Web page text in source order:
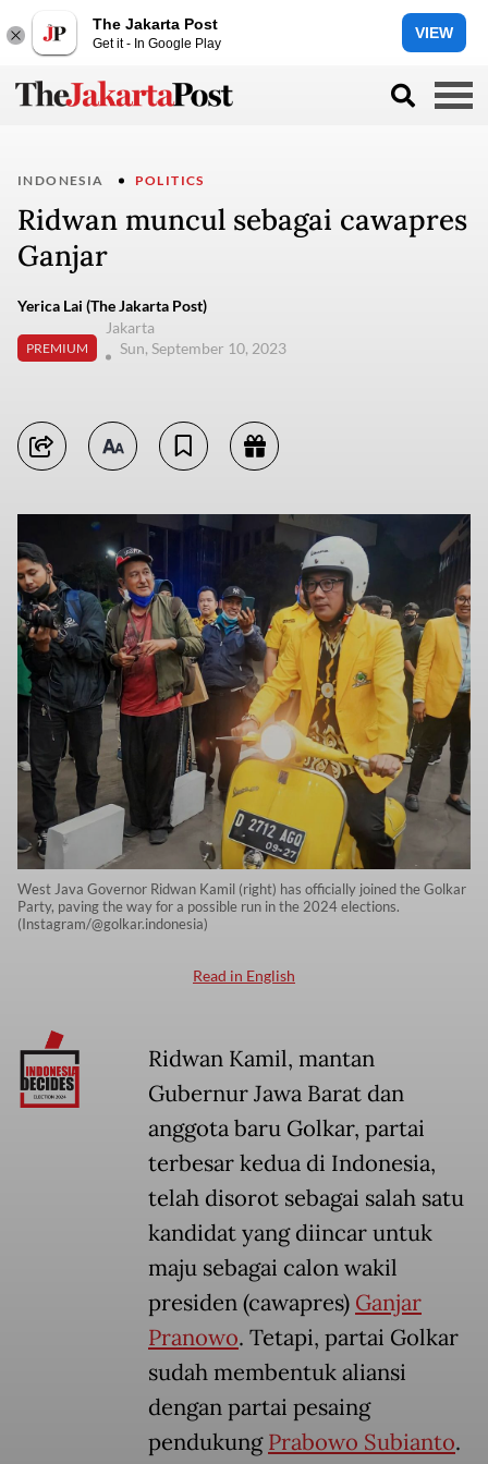
The Jakarta Post
Get it - In Google Play
VIEW
INDONESIA POLITICS
Ridwan muncul sebagai cawapres
Ganjar
Yerica Lai (The Jakarta Post)
PREMIUM
Jakarta
Sun, September 10, 2023
West Java Governor Ridwan Kamil (right) has officially joined the Golkar
Party, paving the way for a possible run in the 2024 elections.
(Instagram/@golkar.indonesia)
Read in English
Ridwan Kamil, mantan
Gubernur Jawa Barat dan
anggota baru Golkar, partai
terbesar kedua di Indonesia,
telah disorot sebagai salah satu
kandidat yang diincar untuk
maju sebagai calon wakil
presiden (cawapres) Ganjar
Pranowo. Tetapi, partai Golkar
sudah membentuk aliansi
dengan partai pesaing
pendukungPrabowo Subianto.